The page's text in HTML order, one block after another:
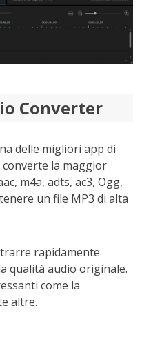
Converter
delle migliori app di
la maggior
m4a, adts, ac3, Ogg,
un file MP3 di alta
rapidamente
qualità audio originale.
come la
altre.